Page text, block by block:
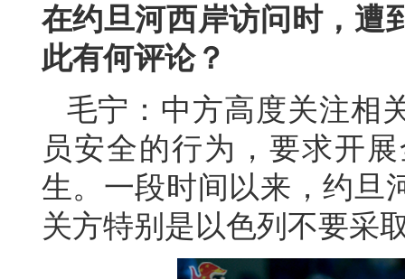
在约旦河西岸访问时，遭
此有何评论？
毛宁：中方高度关注相
员安全的行为，要求开
生。一段时间以来，约旦
关方特别是以色列不要采